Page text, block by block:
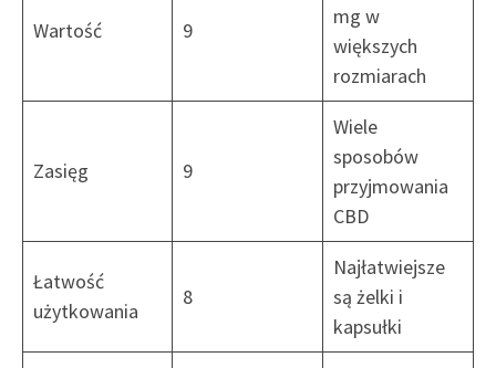
Wartość 9
mg w
większych
rozmiarach
Zasięg 9
Wiele
sposobów
przyjmowania
CBD
Łatwość
użytkowania
8
Najłatwiejsze
są żelki i
kapsułki